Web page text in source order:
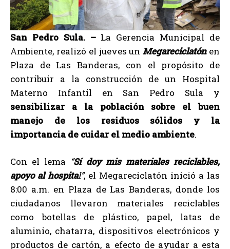
San Pedro Sula. –La Gerencia Municipal de
Ambiente, realizó el jueves unMegareciclatónen
Plaza de Las Banderas, con el propósito de
contribuir a la construcción de un Hospital
Materno Infantil en San Pedro Sula y
sensibilizar a la población sobre el
buen
manejo de los residuos sólidos y la
importancia de cuidar el medio ambiente.
Con el lema “Sí doy mis materiales reciclables,
apoyo al hospital”, el Megareciclatón inició a las
8:00 a.m. en Plaza de Las Banderas, donde los
ciudadanos llevaron materiales reciclables
como botellas de plástico, papel, latas de
aluminio, chatarra, dispositivos electrónicos y
productos de cartón, a efecto de ayudar a esta